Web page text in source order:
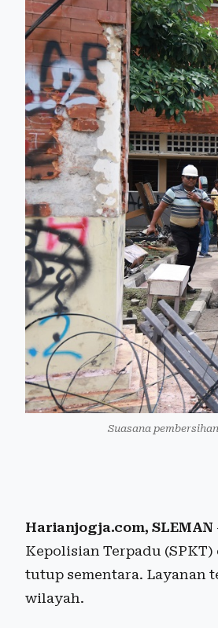
Suasana
Harianjogja.com, SLEMAN
Kepolisian Terpadu
tutup sementara. Layanan
wilayah.